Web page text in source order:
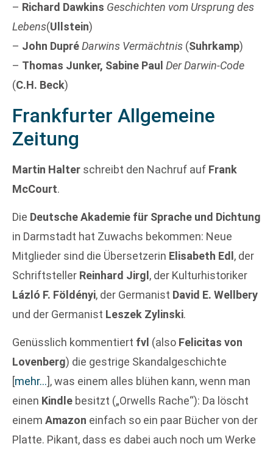
– Richard Dawkins Geschichten vom Ursprung des
Lebens(Ullstein)
– John DupréDarwins Vermächtnis (Suhrkamp)
– Thomas Junker, Sabine Paul Der Darwin-Code
(C.H. Beck)
Frankfurter Allgemeine
Zeitung
Martin Halter schreibt den Nachruf auf Frank
McCourt.
Die Deutsche Akademie für Sprache und Dichtung
in Darmstadt hat Zuwachs bekommen: Neue
Mitglieder sind die Übersetzerin Elisabeth Edl , der
Schriftsteller Reinhard Jirgl , der Kulturhistoriker
Lázló F. Földényi, der Germanist David E. Wellbery
und der Germanist Leszek Zylinski.
Genüsslich kommentiert fvl (also Felicitas von
Lovenberg) die gestrige Skandalgeschichte
[mehr…], was einem alles blühen kann, wenn man
einen Kindle besitzt („Orwells Rache“): Da löscht
einem Amazon einfach so ein paar Bücher von der
Platte. Pikant, dass es dabei auch noch um Werke